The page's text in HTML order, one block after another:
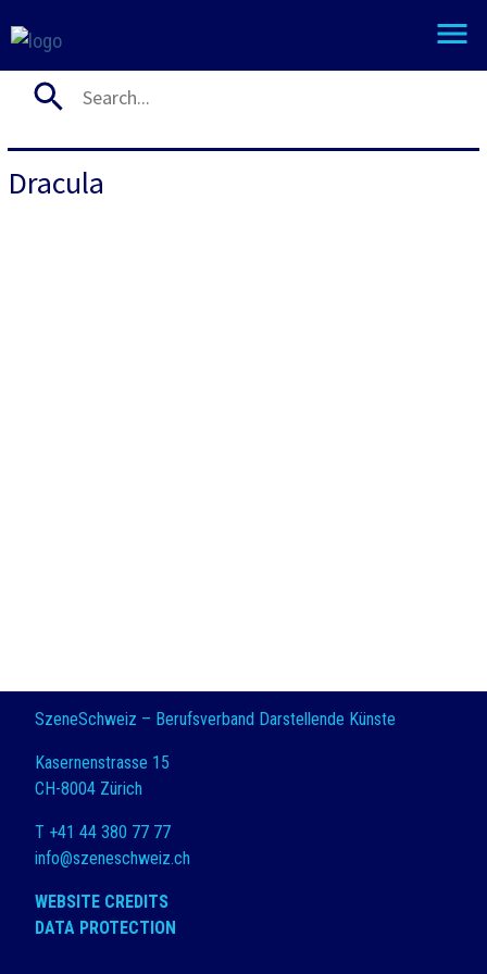
Dracula
SzeneSchweiz – Berufsverband Darstellende Künste
Kasernenstrasse 15
CH-8004 Zürich
T +41 44 380 77 77
info@szeneschweiz.ch
WEBSITE CREDITS
DATA PROTECTION